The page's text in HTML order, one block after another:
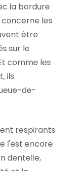
la bordure
les
être
sur le
comme les
ils
de-
respirants
l'est encore
dentelle,